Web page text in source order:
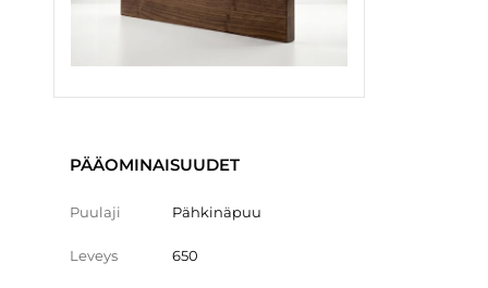
PÄÄOMINAISUUDET
Puulaji Pähkinäpuu
Leveys 650